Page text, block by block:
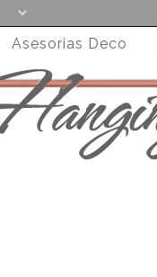
Asesorias Deco